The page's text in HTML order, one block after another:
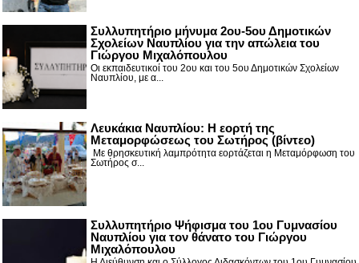
Συλλυπητήριο μήνυμα 2ου-5ου Δημοτικών
Σχολείων Ναυπλίου για την απώλεια του
Γιώργου Μιχαλόπουλου
Οι εκπαιδευτικοί του 2ου και του 5ου Δημοτικών Σχολείων
Ναυπλίου, με α...
Λευκάκια Ναυπλίου: Η εορτή της
Μεταμορφώσεως του Σωτήρος (βίντεο)
Με θρησκευτική λαμπρότητα εορτάζεται η Μεταμόρφωση του
Σωτήρος σ...
Συλλυπητήριο Ψήφισμα του 1ου Γυμνασίου
Ναυπλίου για τον θάνατο του Γιώργου
Μιχαλόπουλου